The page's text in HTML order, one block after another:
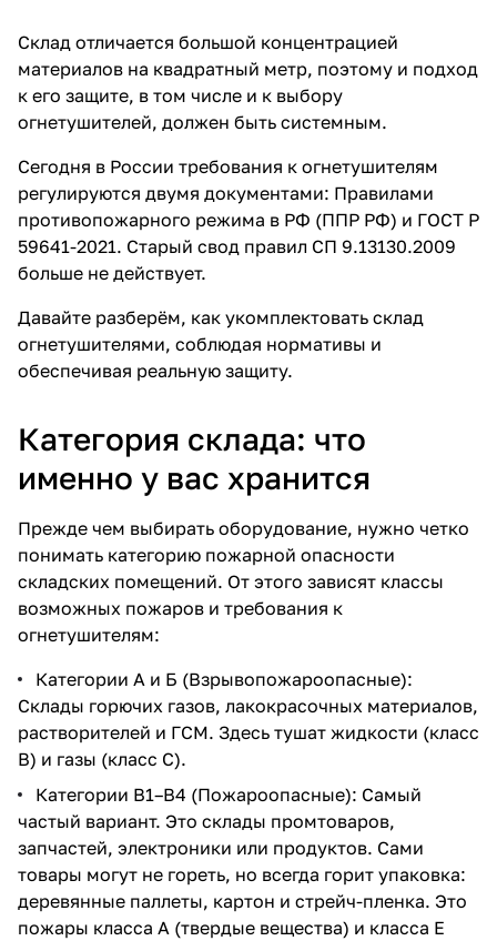
Склад отличается большой концентрацией
материалов на квадратный метр, поэтому и подход
к его защите, в том числе и к выбору
огнетушителей, должен быть системным.
Сегодня в России требования к огнетушителям
регулируются двумя документами: Правилами
противопожарного режима в РФ (ППР РФ) и ГОСТ Р
59641-2021. Старый свод правил СП 9.13130.2009
больше не действует.
Давайте разберём, как укомплектовать склад
огнетушителями, соблюдая нормативы и
обеспечивая реальную защиту.
Категория склада: что
именно у вас хранится
Прежде чем выбирать оборудование, нужно четко
понимать категорию пожарной опасности
складских помещений. От этого зависят классы
возможных пожаров и требования к
огнетушителям:
Категории А и Б (Взрывопожароопасные):
Склады горючих газов, лакокрасочных материалов,
растворителей и ГСМ. Здесь тушат жидкости (класс
В) и газы (класс С).
Категории В1–В4 (Пожароопасные): Самый
частый вариант. Это склады промтоваров,
запчастей, электроники или продуктов. Сами
товары могут не гореть, но всегда горит упаковка:
деревянные паллеты, картон и стрейч-пленка. Это
пожары класса А (твердые вещества) и класса Е